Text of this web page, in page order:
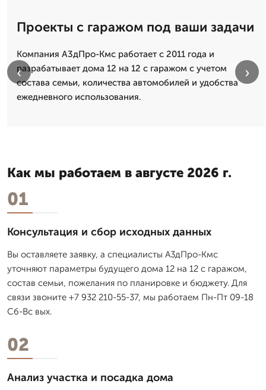
Проекты с гаражом под ваши задачи
Компания А3дПро-Кмс работает с 2011 года и
разрабатывает дома 12 на 12 с гаражом с учетом
состава семьи, количества автомобилей и удобства
ежедневного использования.
‹ ›
Как мы работаем в августе 2026 г.
01
Консультация и сбор исходных данных
Вы оставляете заявку, а специалисты А3дПро-Кмс
уточняют параметры будущего дома 12 на 12 с гаражом,
состав семьи, пожелания по планировке и бюджету. Для
связи звоните +7 932 210-55-37, мы работаем Пн-Пт 09-18
Сб-Вс вых.
02
Анализ участка и посадка дома